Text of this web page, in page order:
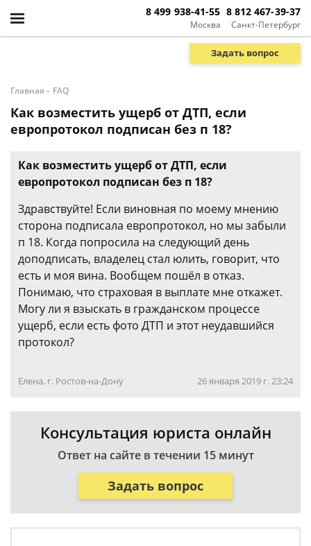
Москва
8 499 938-41-55
Санкт-Петербург
8 812 467-39-37
Задать вопрос
Главная - FAQ
Как возместить ущерб от ДТП, если
европротокол подписан без п 18?
Как возместить ущерб от ДТП, если
европротокол подписан без п 18?
Здравствуйте! Если виновная по моему мнению
сторона подписала европротокол, но мы забыли
п 18. Когда попросила на следующий день
доподписать, владелец стал юлить, говорит, что
есть и моя вина. Вообщем пошёл в отказ.
Понимаю, что страховая в выплате мне откажет.
Могу ли я взыскать в гражданском процессе
ущерб, если есть фото ДТП и этот неудавшийся
протокол?
Елена, г. Ростов-на-Дону 26 января 2019 г. 23:24
Консультация юриста онлайн
Ответ на сайте в течении 15 минут
Задать вопрос